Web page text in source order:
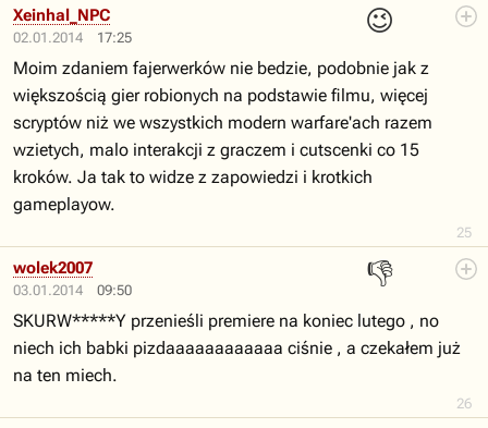
02.01.2014 17:25
😉
25
Xeinhal_NPC
Moim zdaniem fajerwerków nie bedzie, podobnie jak z
większością gier robionych na podstawie filmu, więcej
scryptów niż we wszystkich modern warfare'ach razem
wzietych, malo interakcji z graczem i cutscenki co 15
kroków. Ja tak to widze z zapowiedzi i krotkich
gameplayow.
03.01.2014 09:50
👎
26
wolek2007
SKURW*****Y przenieśli premiere na koniec lutego , no
niech ich babki pizdaaaaaaaaaaaa ciśnie , a czekałem już
na ten miech.